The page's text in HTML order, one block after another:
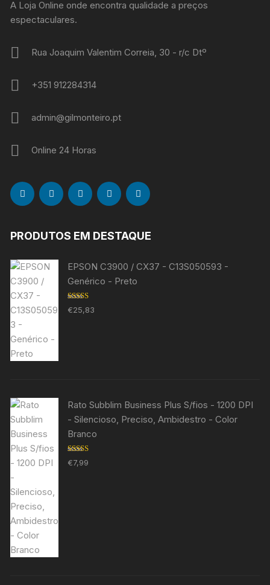
A Loja Online onde encontra qualidade a preços
espectaculares.
Rua Joaquim Valentim Correia, 30 - r/c Dtº
+351 912284314
admin@gilmonteiro.pt
Online 24 Horas
PRODUTOS EM DESTAQUE
EPSON C3900 / CX37 - C13S050593 -
Genérico - Preto
Avaliação
5.00de 5
€25,83
Rato Subblim Business Plus S/fios - 1200 DPI
- Silencioso, Preciso, Ambidestro - Color
Branco
Avaliação
5.00de 5
€7,99